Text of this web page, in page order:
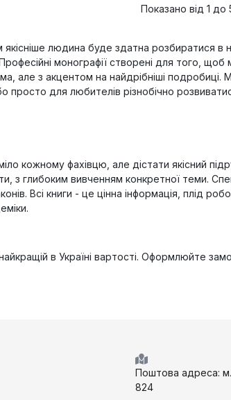
Показано від 1 до
людина буде здатна розбиратися в
монографії створені для того,
але з акцентом на найдрібніші подробиці.
просто для любителів різнобічно
кожному фахівцю, але дістати якісний
з глибоким вивченням конкретної теми.
Всі книги - це цінна інформація, плід
в Україні вартості. Оформлюйте
Поштова адреса:
824